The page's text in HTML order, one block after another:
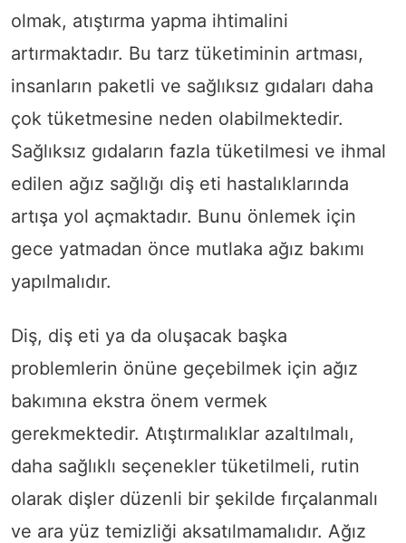
olmak, atıştırma yapma ihtimalini
artırmaktadır. Bu tarz tüketiminin artması,
insanların paketli ve sağlıksız gıdaları daha
çok tüketmesine neden olabilmektedir.
Sağlıksız gıdaların fazla tüketilmesi ve ihmal
edilen ağız sağlığı diş eti hastalıklarında
artışa yol açmaktadır. Bunu önlemek için
gece yatmadan önce mutlaka ağız bakımı
yapılmalıdır.
Diş, diş eti ya da oluşacak başka
problemlerin önüne geçebilmek için ağız
bakımına ekstra önem vermek
gerekmektedir. Atıştırmalıklar azaltılmalı,
daha sağlıklı seçenekler tüketilmeli, rutin
olarak dişler düzenli bir şekilde fırçalanmalı
ve ara yüz temizliği aksatılmamalıdır. Ağız